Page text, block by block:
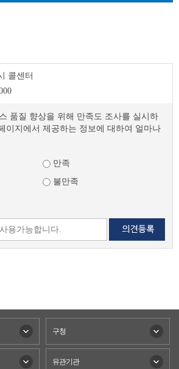
콜센터
품질 향상을 위해 만족도 조사를 실시하
이지에서 제공하는 정보에 대하여 얼마나
만족
불만족
구청
유관기관